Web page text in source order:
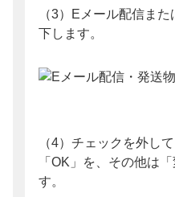
（3）Eメール配信ま
下します。
（4）チェックを外し
「OK」を、その他は
す。